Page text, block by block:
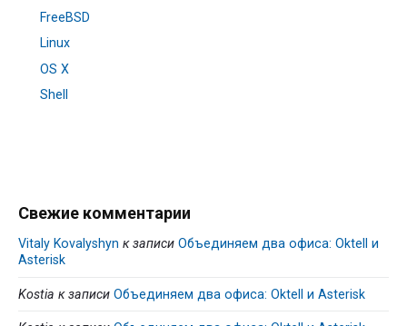
FreeBSD
Linux
OS X
Shell
Свежие комментарии
Vitaly Kovalyshyn к записи Объединяем два офиса: Oktell и
Asterisk
Kostia к записи Объединяем два офиса: Oktell и Asterisk